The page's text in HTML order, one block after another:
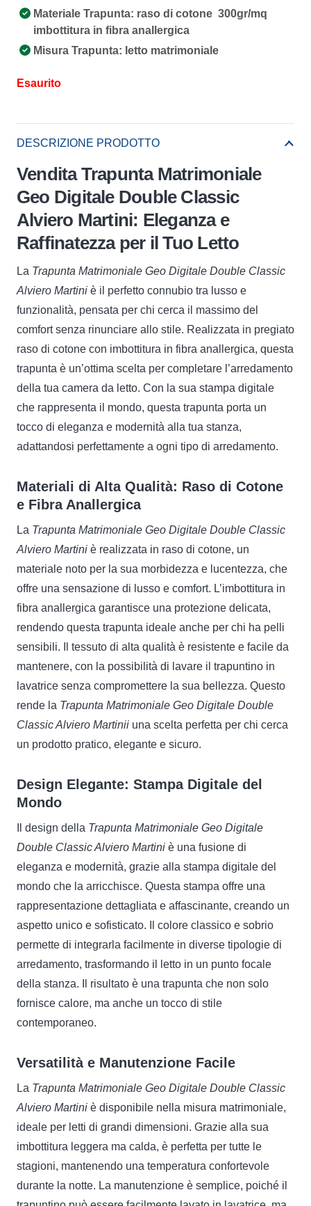
Materiale Trapunta: raso di cotone 300gr/mq
imbottitura in fibra anallergica
Misura Trapunta: letto matrimoniale
Esaurito
DESCRIZIONE PRODOTTO
Vendita Trapunta Matrimoniale
Geo Digitale Double Classic
Alviero Martini: Eleganza e
Raffinatezza per il Tuo Letto
La Trapunta Matrimoniale Geo Digitale Double Classic
Alviero Martini è il perfetto connubio tra lusso e
funzionalità, pensata per chi cerca il massimo del
comfort senza rinunciare allo stile. Realizzata in pregiato
raso di cotone con imbottitura in fibra anallergica, questa
trapunta è un’ottima scelta per completare l’arredamento
della tua camera da letto. Con la sua stampa digitale
che rappresenta il mondo, questa trapunta porta un
tocco di eleganza e modernità alla tua stanza,
adattandosi perfettamente a ogni tipo di arredamento.
Materiali di Alta Qualità: Raso di Cotone
e Fibra Anallergica
La Trapunta Matrimoniale Geo Digitale Double Classic
Alviero Martini è realizzata in raso di cotone, un
materiale noto per la sua morbidezza e lucentezza, che
offre una sensazione di lusso e comfort. L’imbottitura in
fibra anallergica garantisce una protezione delicata,
rendendo questa trapunta ideale anche per chi ha pelli
sensibili. Il tessuto di alta qualità è resistente e facile da
mantenere, con la possibilità di lavare il trapuntino in
lavatrice senza compromettere la sua bellezza. Questo
rende la Trapunta Matrimoniale Geo Digitale Double
Classic Alviero Martinii una scelta perfetta per chi cerca
un prodotto pratico, elegante e sicuro.
Design Elegante: Stampa Digitale del
Mondo
Il design della Trapunta Matrimoniale Geo Digitale
Double Classic Alviero Martini è una fusione di
eleganza e modernità, grazie alla stampa digitale del
mondo che la arricchisce. Questa stampa offre una
rappresentazione dettagliata e affascinante, creando un
aspetto unico e sofisticato. Il colore classico e sobrio
permette di integrarla facilmente in diverse tipologie di
arredamento, trasformando il letto in un punto focale
della stanza. Il risultato è una trapunta che non solo
fornisce calore, ma anche un tocco di stile
contemporaneo.
Versatilità e Manutenzione Facile
La Trapunta Matrimoniale Geo Digitale Double Classic
Alviero Martini è disponibile nella misura matrimoniale,
ideale per letti di grandi dimensioni. Grazie alla sua
imbottitura leggera ma calda, è perfetta per tutte le
stagioni, mantenendo una temperatura confortevole
durante la notte. La manutenzione è semplice, poiché il